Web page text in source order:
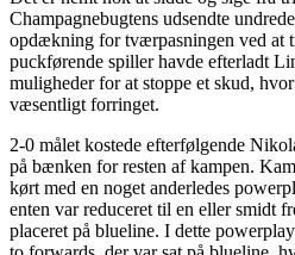
Champagnebugtens udsendte
opdækning for tværpasningen ved at
puckførende spiller havde efterladt
muligheder for at stoppe et skud,
væsentligt forringet.
2-0 målet kostede efterfølgende
på bænken for resten af kampen.
kørt med en noget anderledes
enten var reduceret til en eller smidt
placeret på blueline. I dette